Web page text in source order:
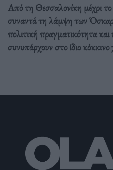
Από τη Θεσσαλονίκη μέχρι
συναντά τη λάμψη των Όσκαρ
πολιτική πραγματικότητα
συνυπάρχουν στο ίδιο κόκκινο